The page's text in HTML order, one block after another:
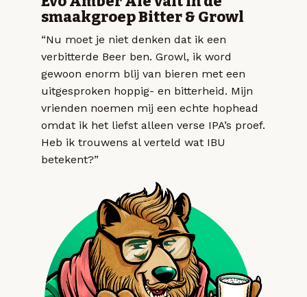
smaakgroep Bitter & Growl
“Nu moet je niet denken dat ik een
verbitterde Beer ben. Growl, ik word
gewoon enorm blij van bieren met een
uitgesproken hoppig- en bitterheid. Mijn
vrienden noemen mij een echte hophead
omdat ik het liefst alleen verse IPA’s proef.
Heb ik trouwens al verteld wat IBU
betekent?”